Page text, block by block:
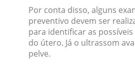
Por conta disso, alguns
preventivo devem ser
para identificar as
do útero. Já o ultrassom
pelve.